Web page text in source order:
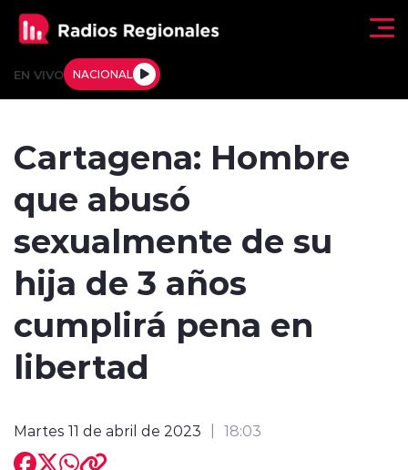
EN VIVO NACIONAL
Actualidad
Deportes
Internacional
Regiones al Aire
Cartagena: Hombre
que abusó
sexualmente de su
hija de 3 años
cumplirá pena en
libertad
Martes 11 de abril de 2023 18:03